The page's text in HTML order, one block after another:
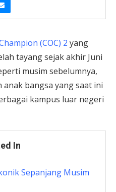
(COC) 2 yang
tayang sejak akhir Juni
musim sebelumnya,
bangsa yang saat ini
kampus luar negeri
In
Sepanjang Musim